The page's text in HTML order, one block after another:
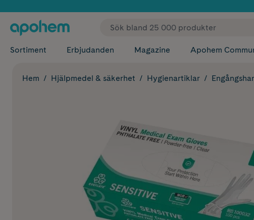
✓ Fri frakt
Sortiment Erbjudanden Magazine Apohem
Hem Hjälpmedel & säkerhet Hygienartiklar